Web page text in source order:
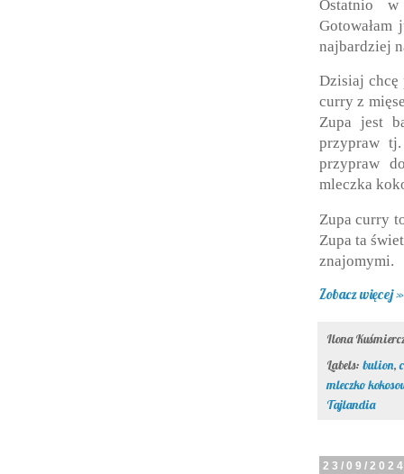
Ostatnio
najbardziej
Dzisiaj chcę
curry z
Zupa jest
przypraw
przypraw
mleczka
Zupa curry
Zupa ta
znajomymi.
Zobacz więcej »
Ilona
Labels: bulion,
mleczko
Tajlandia
23/09/